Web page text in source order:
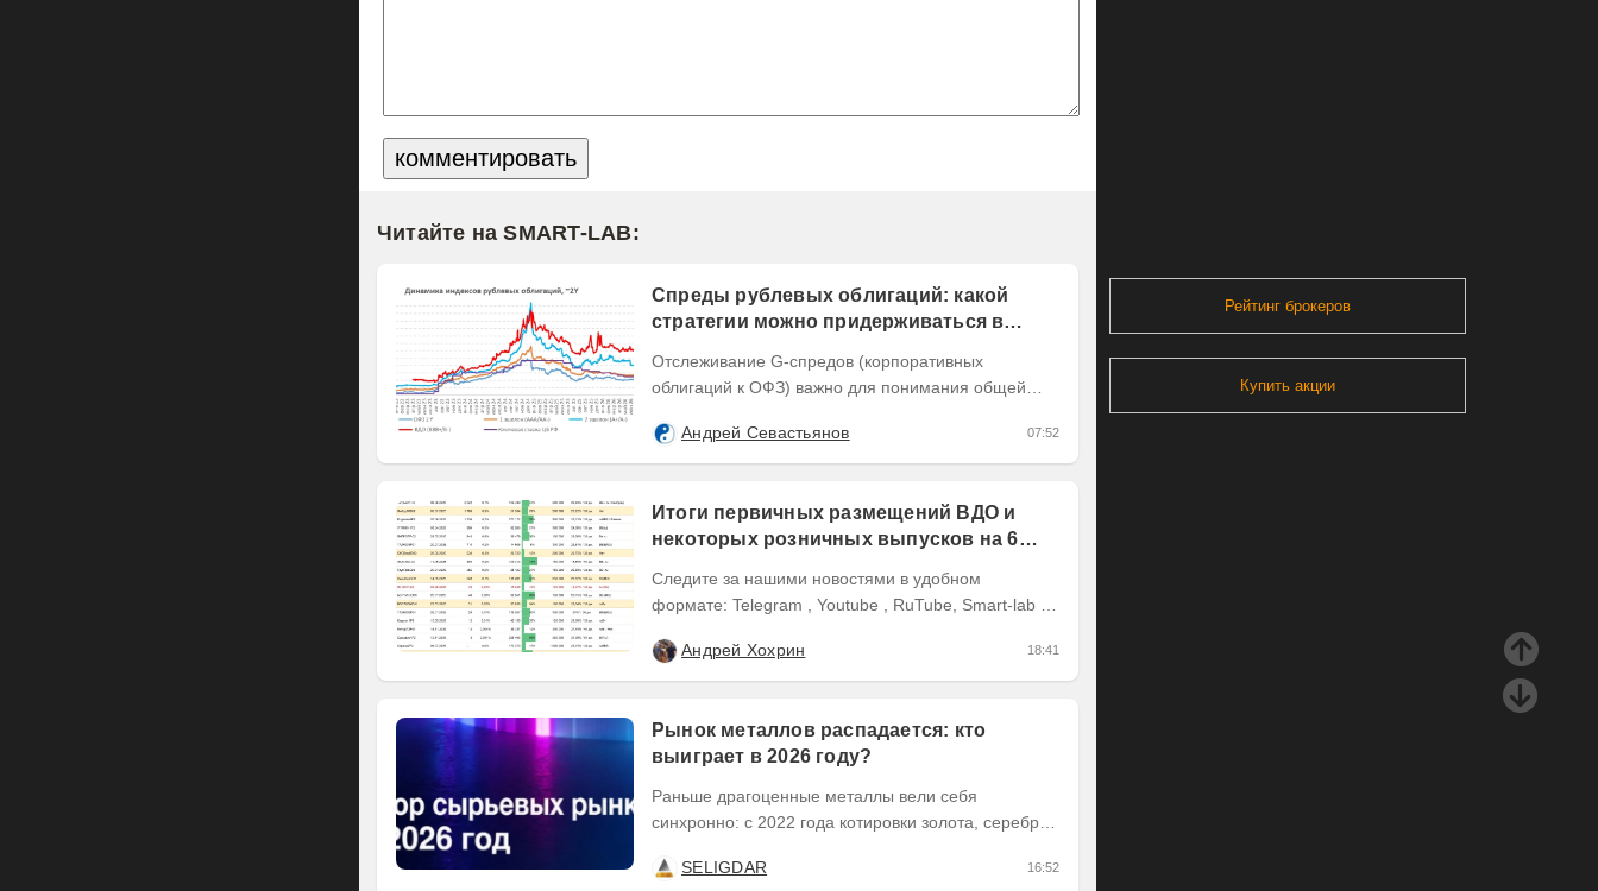
Читайте на SMART-LAB:
Спреды рублевых облигаций: какой
стратегии можно придерживаться в
Отслеживание G-спредов (корпоративных
облигаций к ОФЗ) важно для понимания общей
отражающей текущую...
Андрей Севастьянов 07:52
Итоги первичных размещений ВДО и
некоторых розничных выпусков на 6
Следите за нашими новостями в удобном
формате: Telegram , Youtube , RuTube, Smart-lab ,
Андрей Хохрин
18:41
Рынок металлов распадается: кто
выиграет в 2026 году?
Раньше драгоценные металлы вели себя
синхронно: с 2022 года котировки золота, серебра
разделился. В...
SELIGDAR 16:52
Рейтинг брокеров
Купить акции